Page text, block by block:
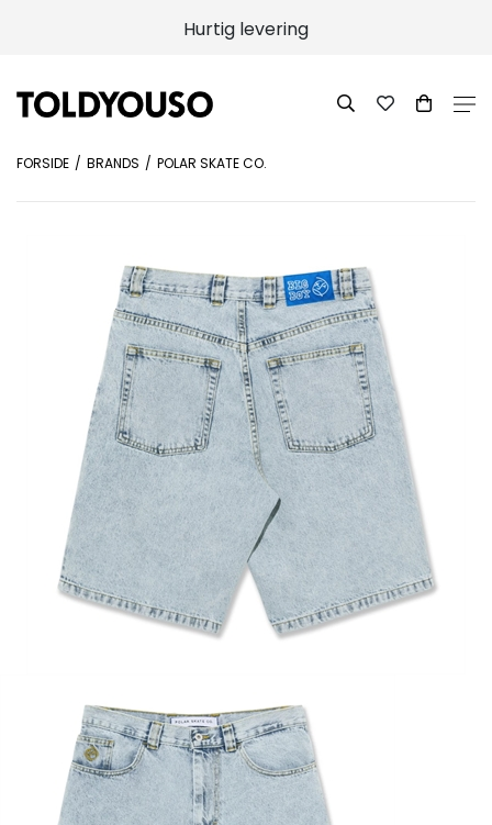
Hurtig levering
FORSIDE BRANDS POLAR SKATE CO.